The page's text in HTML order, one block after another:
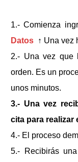
1.- Comienza
Datos ↑ Una vez
2.- Una vez que
orden. Es un
unos minutos.
3.- Una vez
cita para realizar
4.- El proceso
5.- Recibirás